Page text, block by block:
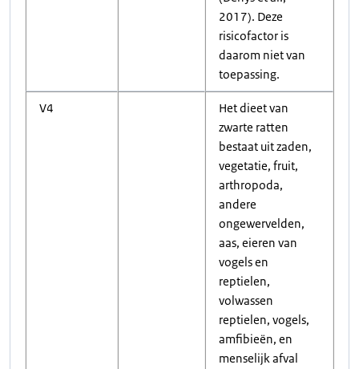
2017). Deze
risicofactor is
daarom niet van
toepassing.
V4
Het dieet van
zwarte ratten
bestaat uit zaden,
vegetatie, fruit,
arthropoda,
andere
ongewervelden,
aas, eieren van
vogels en
reptielen,
volwassen
reptielen, vogels,
amfibieën, en
menselijk afval